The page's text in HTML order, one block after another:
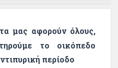
μας αφορούν όλους,
το οικόπεδο
περίοδο